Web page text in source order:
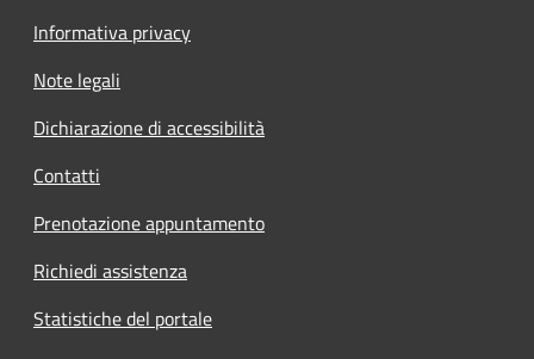
Informativa privacy
Note legali
Dichiarazione di accessibilità
Contatti
Prenotazione appuntamento
Richiedi assistenza
Statistiche del portale